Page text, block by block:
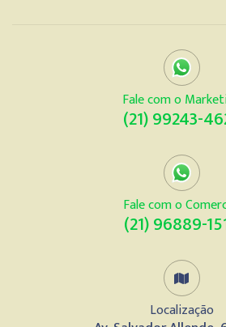
Fale com o
(21) 99243-
Fale com o
(21) 96889-
Localização